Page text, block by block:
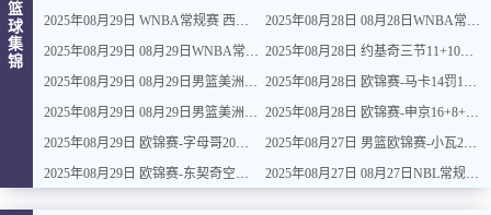
篮
球
集
锦
2025年08月29日 WNBA常规赛 西雅图风暴 93 - 79 明尼苏达山猫 全场集锦
2025年08月29日 08月29日WNBA常规赛 华盛顿神秘人 63 - 89 纽约自由人 全场集锦
2025年08月29日 08月29日男篮美洲杯1/4决赛下半区 美国男篮83-70乌拉圭男篮 全场集锦
2025年08月29日 08月29日男篮美洲杯1/4决赛下半区 多米尼加男篮82-94巴西男篮 全场集锦
2025年08月29日 欧锦赛-字母哥20中14&31+7 丰泰基奥11中1 希腊力克意大利
2025年08月29日 欧锦赛-东契奇空砍34+9+5 波尼特卡23+7 斯洛文尼亚不敌波兰
2025年08月28日 08月28日WNBA常规赛 拉斯维加斯王牌81-75亚特兰大梦想 全场集锦
2025年08月28日 约基奇三节11+10+7 约维奇18+6 塞尔维亚34分大胜爱沙尼亚
2025年08月28日 欧锦赛-马卡14罚12中&28+6 哈坎松空砍28分 芬兰主场险胜瑞典
2025年08月28日 欧锦赛-申京16+8+7 奥斯曼20分 波津低迷 土耳其大胜拉脱维亚
2025年08月27日 男篮欧锦赛-小瓦22+8 施罗德21分 德国第三节一波流大胜黑山
2025年08月27日 08月27日NBL常规赛 长沙勇胜 104 - 93 江西鲸裕清酒 全场集锦